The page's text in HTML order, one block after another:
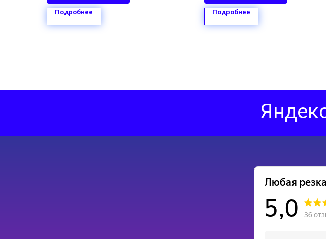
Тип крепления:открытый
Подробнее Подробнее